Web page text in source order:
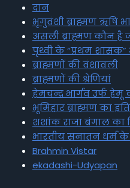
दान
भृगुवंशी ब्राह्मण ऋषि
असली ब्राह्मण कौन है
पृथ्वी के “प्रथम शासक”
ब्राह्मणों की वंशावली
ब्राह्मणों की श्रेणियां
हेमचन्द्र भार्गव उर्फ हेमू
भूमिहार ब्राह्मण का
शशांक राजा बंगाल का
भारतीय सनातन धर्म
Brahmin Vistar
ekadashi-Udyapan